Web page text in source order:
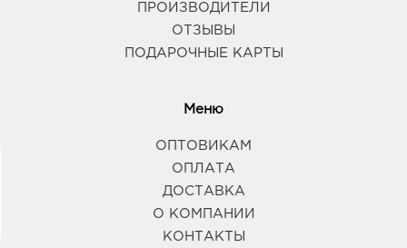
ПРОИЗВОДИТЕЛИ
ОТЗЫВЫ
ПОДАРОЧНЫЕ КАРТЫ
Меню
ОПТОВИКАМ
ОПЛАТА
ДОСТАВКА
О КОМПАНИИ
КОНТАКТЫ